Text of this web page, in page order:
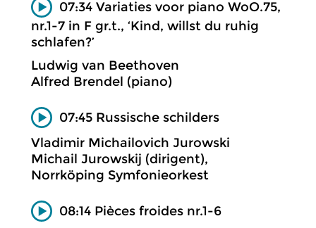
07:34 Variaties voor piano WoO.75,
nr.1-7 in F gr.t., ‘Kind, willst du ruhig
schlafen?’
Ludwig van Beethoven
Alfred Brendel (piano)
07:45 Russische schilders
Vladimir Michailovich Jurowski
Michail Jurowskij (dirigent),
Norrköping Symfonieorkest
08:14 Pièces froides nr.1-6